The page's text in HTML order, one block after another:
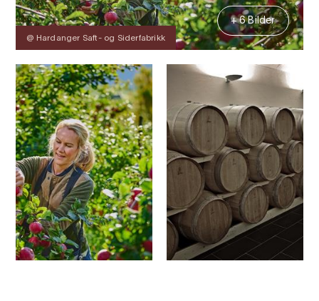
@ Hardanger Saft- og Siderfabrikk
+ 6 Bilder